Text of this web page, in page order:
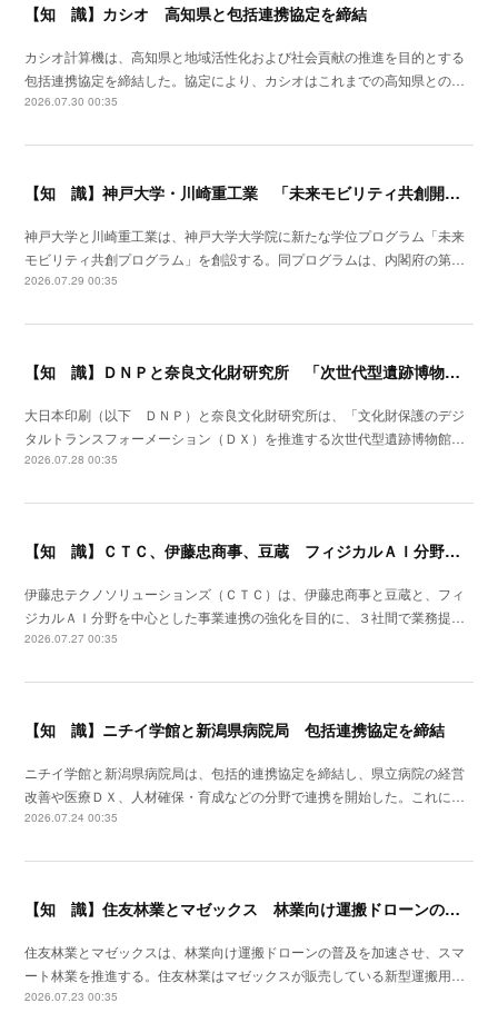
【知 識】カシオ 高知県と包括連携協定を締結
カシオ計算機は、高知県と地域活性化および社会貢献の推進を目的とする
包括連携協定を締結した。協定により、カシオはこれまでの高知県との…
2026.07.30 00:35
【知 識】神戸大学・川崎重工業 「未来モビリティ共創開発拠点」形成
神戸大学と川崎重工業は、神戸大学大学院に新たな学位プログラム「未来
モビリティ共創プログラム」を創設する。同プログラムは、内閣府の第…
2026.07.29 00:35
【知 識】ＤＮＰと奈良文化財研究所 「次世代型遺跡博物館」実現に向け連携研究
大日本印刷（以下 ＤＮＰ）と奈良文化財研究所は、「文化財保護のデジ
タルトランスフォーメーション（ＤＸ）を推進する次世代型遺跡博物館…
2026.07.28 00:35
【知 識】ＣＴＣ、伊藤忠商事、豆蔵 フィジカルＡＩ分野で業務提携
伊藤忠テクノソリューションズ（ＣＴＣ）は、伊藤忠商事と豆蔵と、フィ
ジカルＡＩ分野を中心とした事業連携の強化を目的に、３社間で業務提…
2026.07.27 00:35
【知 識】ニチイ学館と新潟県病院局 包括連携協定を締結
ニチイ学館と新潟県病院局は、包括的連携協定を締結し、県立病院の経営
改善や医療ＤＸ、人材確保・育成などの分野で連携を開始した。これに…
2026.07.24 00:35
【知 識】住友林業とマゼックス 林業向け運搬ドローンの普及を加速
住友林業とマゼックスは、林業向け運搬ドローンの普及を加速させ、スマ
ート林業を推進する。住友林業はマゼックスが販売している新型運搬用…
2026.07.23 00:35